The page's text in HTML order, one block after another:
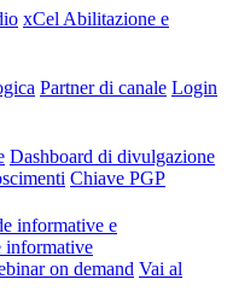
xCel Abilitazione e
Partner di canale Login
Dashboard di divulgazione
Chiave PGP
informative e
informative
on demand Vai al